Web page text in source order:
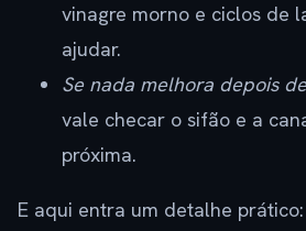
vinagre morno e ciclos de
ajudar.
Se nada melhora depois
vale checar o sifão e a
próxima.
E aqui entra um detalhe